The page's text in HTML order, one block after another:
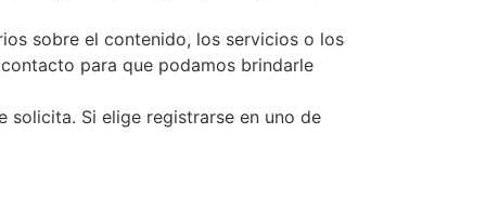
sobre el contenido, los servicios o los
para que podamos brindarle
Si elige registrarse en uno de